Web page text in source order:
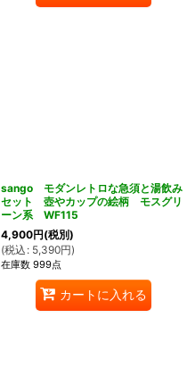
sango モダンレトロな急須と湯飲み
セット 壺やカップの絵柄 モスグリ
ーン系 WF115
4,900円(税別)
(税込 : 5,390円)
在庫数 999点
カートに入れる